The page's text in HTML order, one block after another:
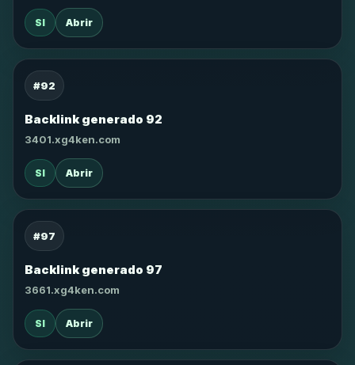
SI Abrir
#92
Backlink generado 92
3401.xg4ken.com
SI Abrir
#97
Backlink generado 97
3661.xg4ken.com
SI Abrir